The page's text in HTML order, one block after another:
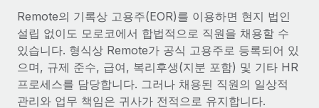
Compliance Watchtower
규정 준수 관련 위험에 선제적으로 대응
기기 관리
전 세계 IT 장비 제공 및 추적 관리
법인 설립
Weaviate 한눈에 보기 Weaviate는 오픈 소스, AI 우선 인프라를
구축합니다. 이 회사의 미션은 전 세계 개발자 및 운영자
(DevOps/MLOps)에게 AI 네이티브...
자세히 알아보기
글로벌 급여
EOR 및 PEO
계약자 관리
Remote의 기록상 고용주(EOR)를 이용하면 현지 법인
설립 없이도 모로코에서 합법적으로 직원을 채용할 수
있습니다. 형식상 Remote가 공식 고용주로 등록되어 있
으며, 규제 준수, 급여, 복리후생(지분 포함) 및 기타 HR
프로세스를 담당합니다. 그러나 채용된 직원의 일상적
관리와 업무 책임은 귀사가 전적으로 유지합니다.